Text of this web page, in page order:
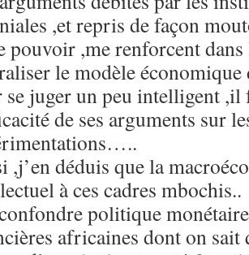
,et repris de façon
pouvoir ,me renforcent
le modèle économique
se juger un peu intelligent ,il
de ses arguments sur
,j’en déduis que la
à ces cadres mbochis..
politique
africaines dont on sait